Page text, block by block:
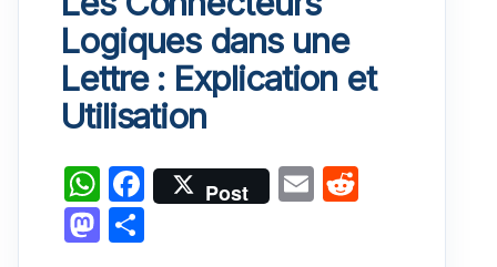
Logiques dans une
Lettre : Explication et
Utilisation
W
h
at
F
a
Post
E
M